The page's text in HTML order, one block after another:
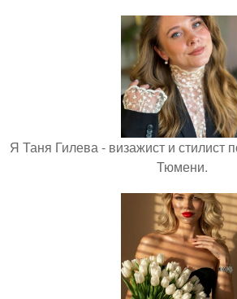
Я Таня Гилева - визажист и стилист
Тюмени.